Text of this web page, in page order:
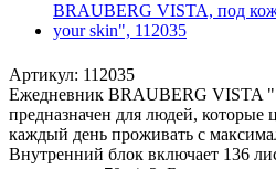
Артикул: 112035
Ежедневник BRAUBERG VISTA
предназначен для людей, которые
каждый день проживать с
Внутренний блок включает 136